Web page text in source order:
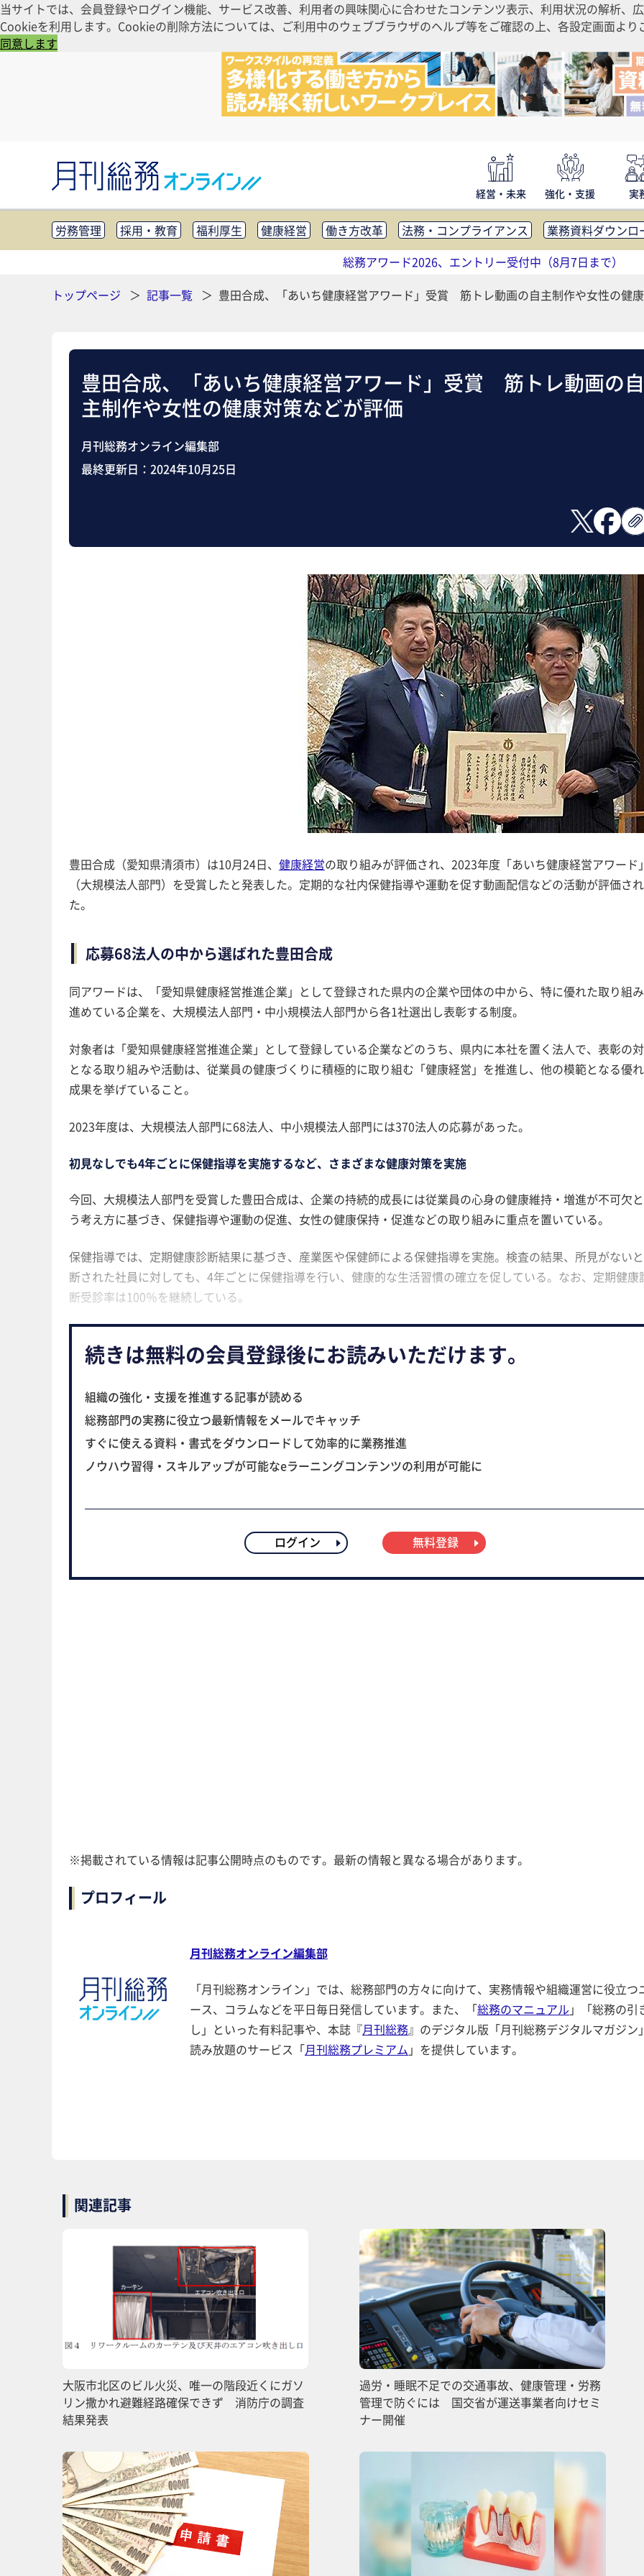
当サイトでは、会員登録やログイン機能、サービス改善、利用者の興味関心に合わせたコンテンツ表示、利用状況の解析、
Cookieを利用します。Cookieの削除方法については、ご利用中のウェブブラウザのヘルプ等をご確認の上、各設定画面よ
同意します
経営・未来 強化・支援 実
労務管理 採用・教育 福利厚生 健康経営 働き方改革 法務・コンプライアンス
業務資料ダウンロ
知財管理
リスクマネジメント・BCP 社外・社内広報 社外・社内コミュニケーション活性化
FM・オフ
助成金・補助金・コスト削減 アウトソーシング・BPO
調査・レ
総務アワード2026、エントリー受付中（8月7日まで）
トップページ
記事一覧 豊田合成、「あいち健康経営アワード」受賞 筋トレ動画の自主制作や女性の健
豊田合成、「あいち健康経営アワード」受賞 筋トレ動画の自
主制作や女性の健康対策などが評価
月刊総務オンライン編集部
最終更新日： 2024年10月25日
豊田合成（愛知県清須市）は10月24日、 健康経営の取り組みが評価され、2023年度「あいち健康経営アワード
（大規模法人部門）を受賞したと発表した。定期的な社内保健指導や運動を促す動画配信などの活動が評価され
た。
応募68法人の中から選ばれた豊田合成
同アワードは、「愛知県健康経営推進企業」として登録された県内の企業や団体の中から、特に優れた取り組
進めている企業を、大規模法人部門・中小規模法人部門から各1社選出し表彰する制度。
対象者は「愛知県健康経営推進企業」として登録している企業などのうち、県内に本社を置く法人で、表彰の
となる取り組みや活動は、従業員の健康づくりに積極的に取り組む「健康経営」を推進し、他の模範となる優
成果を挙げていること。
2023年度は、大規模法人部門に68法人、中小規模法人部門には370法人の応募があった。
初見なしでも4年ごとに保健指導を実施するなど、さまざまな健康対策を実施
今回、大規模法人部門を受賞した豊田合成は、企業の持続的成長には従業員の心身の健康維持・増進が不可欠
う考え方に基づき、保健指導や運動の促進、女性の健康保持・促進などの取り組みに重点を置いている。
保健指導では、定期健康診断結果に基づき、産業医や保健師による保健指導を実施。検査の結果、所見がない
断された社員に対しても、4年ごとに保健指導を行い、健康的な生活習慣の確立を促している。なお、定期健康
断受診率は100％を継続している。
続きは無料の会員登録後にお読みいただけます。
組織の強化・支援を推進する記事が読める
総務部門の実務に役立つ最新情報をメールでキャッチ
すぐに使える資料・書式をダウンロードして効率的に業務推進
ノウハウ習得・スキルアップが可能なeラーニングコンテンツの利用が可能に
ログイン 無料登録
※掲載されている情報は記事公開時点のものです。最新の情報と異なる場合があります。
プロフィール
月刊総務オンライン編集部
「月刊総務オンライン」では、総務部門の方々に向けて、実務情報や組織運営に役立つ
ース、コラムなどを平日毎日発信しています。また、「総務のマニュアル 」「総務の引
し」といった有料記事や、本誌『月刊総務』のデジタル版「月刊総務デジタルマガジン
読み放題のサービス「月刊総務プレミアム 」を提供しています。
関連記事
大阪市北区のビル火災、唯一の階段近くにガソ
リン撒かれ避難経路確保できず 消防庁の調査
結果発表
過労・睡眠不足での交通事故、健康管理・労務
管理で防ぐには 国交省が運送事業者向けセミ
ナー開催